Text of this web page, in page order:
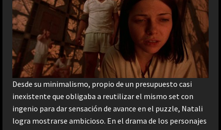
Desde su minimalismo, propio de un presupuesto casi
inexistente que obligaba a reutilizar el mismo set con
ingenio para dar sensación de avance en el puzzle, Natali
logra mostrarse ambicioso. En el drama de los personajes